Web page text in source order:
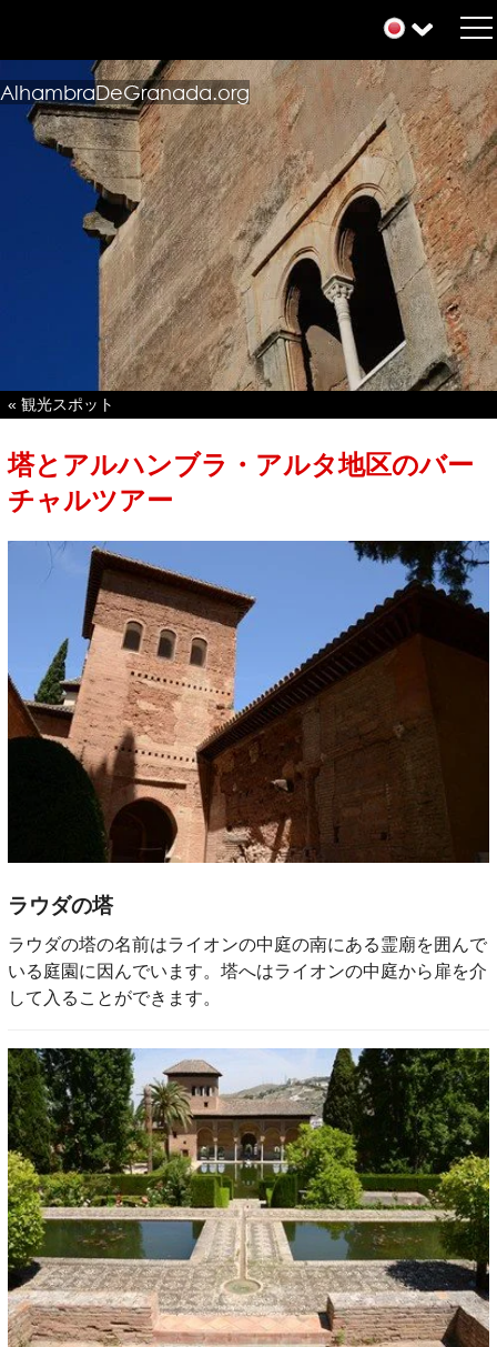
AlhambraDeGranada.org
« 観光スポット
塔とアルハンブラ・アルタ地区のバー
チャルツアー
ラウダの塔
ラウダの塔の名前はライオンの中庭の南にある霊廟を囲んで
いる庭園に因んでいます。塔へはライオンの中庭から扉を介
して入ることができます。